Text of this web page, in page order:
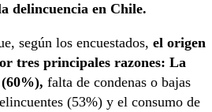
delincuencia en Chile.
según los encuestados, el origen
tres principales razones: La
falta de condenas o bajas
(53%) y el consumo de